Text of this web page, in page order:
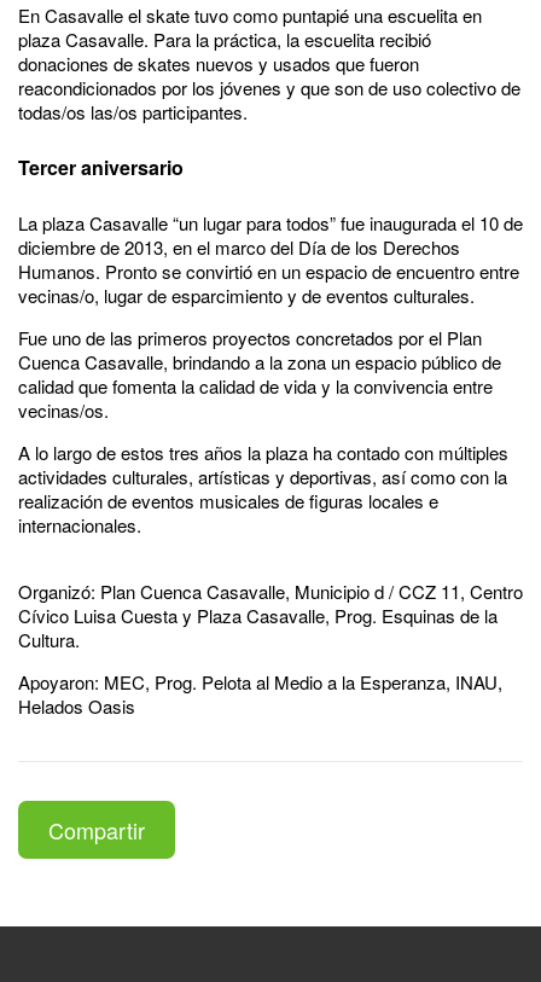
En Casavalle el skate tuvo como puntapié una escuelita en
plaza Casavalle. Para la práctica, la escuelita recibió
donaciones de skates nuevos y usados que fueron
reacondicionados por los jóvenes y que son de uso colectivo de
todas/os las/os participantes.
Tercer aniversario
La plaza Casavalle “un lugar para todos” fue inaugurada el 10 de
diciembre de 2013, en el marco del Día de los Derechos
Humanos. Pronto se convirtió en un espacio de encuentro entre
vecinas/o, lugar de esparcimiento y de eventos culturales.
Fue uno de las primeros proyectos concretados por el Plan
Cuenca Casavalle, brindando a la zona un espacio público de
calidad que fomenta la calidad de vida y la convivencia entre
vecinas/os.
A lo largo de estos tres años la plaza ha contado con múltiples
actividades culturales, artísticas y deportivas, así como con la
realización de eventos musicales de figuras locales e
internacionales.
Organizó: Plan Cuenca Casavalle, Municipio d / CCZ 11, Centro
Cívico Luisa Cuesta y Plaza Casavalle, Prog. Esquinas de la
Cultura.
Apoyaron: MEC, Prog. Pelota al Medio a la Esperanza, INAU,
Helados Oasis
Compartir